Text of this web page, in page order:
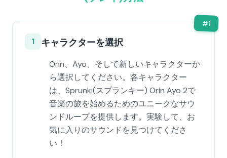
#1
1 キャラクターを選択
Orin、Ayo、そして新しいキャラクターか
ら選択してください。各キャラクター
は、Sprunki(スプランキー) Orin Ayo 2で
音楽の旅を始めるためのユニークなサウ
ンドループを提供します。実験して、お
気に入りのサウンドを見つけてくださ
い！